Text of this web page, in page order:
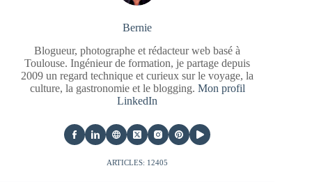
Bernie
Blogueur, photographe et rédacteur web basé à
Toulouse. Ingénieur de formation, je partage depuis
2009 un regard technique et curieux sur le voyage, la
culture, la gastronomie et le blogging. Mon profil
LinkedIn
ARTICLES: 12405